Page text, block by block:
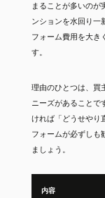
まることが多いのが
ンションを水回り一
フォーム費用を大き
す。
理由のひとつは、買
ニーズがあることで
ければ「どうせやり
フォームが必ずしも
ましょう。
内容